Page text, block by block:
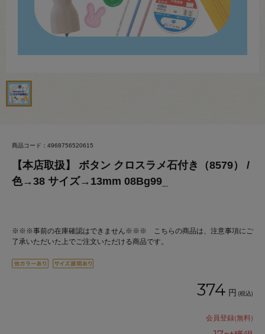
商品コード：4968756520615
【本店取扱】 ボタン クロスラメ石付き（8579） /
色→38 サイズ→13mm 08Bg99_
※※※事前の在庫確認はできません※※※ こちらの商品は、注意事項にご
了承いただいた上でご注文いただける商品です。
374 円 (税込)
会員登録(無料)